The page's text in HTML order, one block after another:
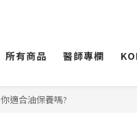
所有商品 醫師專欄
你適合油保養嗎?